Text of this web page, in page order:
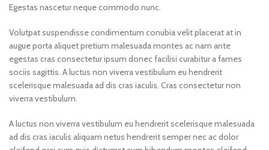
Egestas nascetur neque commodo nunc.
Volutpat suspendisse condimentum conubia velit placerat at in
augue porta aliquet pretium malesuada montes ac nam ante
egestas cras consectetur ipsum donec facilisi curabitur a fames
sociis sagittis. A luctus non viverra vestibulum eu hendrerit
scelerisque malesuada ad dis cras iaculis. Cras consectetur non
viverra vestibulum.
A luctus non viverra vestibulum eu hendrerit scelerisque malesuada
ad dis cras iaculis aliquam netus hendrerit semper nec ac dolor